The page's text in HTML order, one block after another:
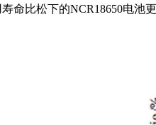
命比松下的NCR18650电池